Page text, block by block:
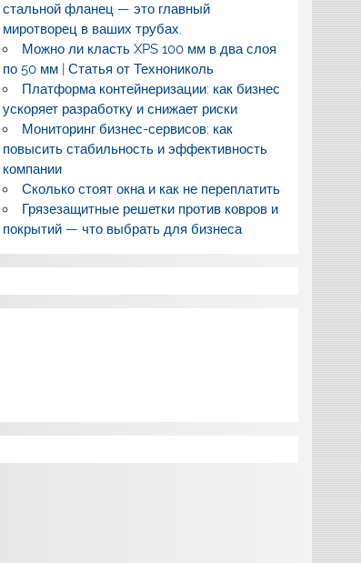
стальной фланец — это главный
миротворец в ваших трубах.
Можно ли класть XPS 100 мм в два слоя
по 50 мм | Статья от Технониколь
Платформа контейнеризации: как бизнес
ускоряет разработку и снижает риски
Мониторинг бизнес-сервисов: как
повысить стабильность и эффективность
компании
Сколько стоят окна и как не переплатить
Грязезащитные решетки против ковров и
покрытий — что выбрать для бизнеса